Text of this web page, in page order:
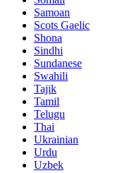
Samoan
Scots Gaelic
Shona
Sindhi
Sundanese
Swahili
Tajik
Tamil
Telugu
Thai
Ukrainian
Urdu
Uzbek